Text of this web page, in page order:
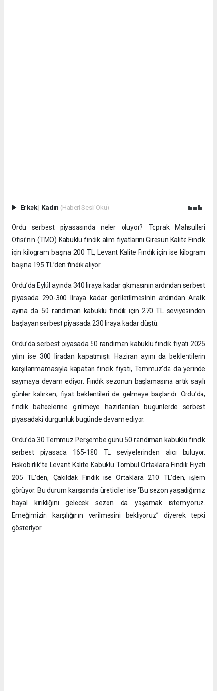
Erkek| Kadın (Haberi Sesli Oku)
Ordu serbest piyasasında neler oluyor? Toprak Mahsulleri
Ofisi’nin (TMO) Kabuklu fındık alım fiyatlarını Giresun Kalite Fındık
için kilogram başına 200 TL, Levant Kalite Fındık için ise kilogram
başına 195 TL’den fındık alıyor.
Ordu’da Eylül ayında 340 liraya kadar çıkmasının ardından serbest
piyasada 290-300 liraya kadar geriletilmesinin ardından Aralık
ayına da 50 randıman kabuklu fındık için 270 TL seviyesinden
başlayan serbest piyasada 230 liraya kadar düştü.
Ordu’da serbest piyasada 50 randıman kabuklu fındık fiyatı 2025
yılını ise 300 liradan kapatmıştı. Haziran ayını da beklentilerin
karşılanmamasıyla kapatan fındık fiyatı, Temmuz’da da yerinde
saymaya devam ediyor. Fındık sezonun başlamasına artık sayılı
günler kalırken, fiyat beklentileri de gelmeye başlandı. Ordu’da,
fındık bahçelerine girilmeye hazırlanılan bugünlerde serbest
piyasadaki durgunluk bugünde devam ediyor.
Ordu’da 30 Temmuz Perşembe günü 50 randıman kabuklu fındık
serbest piyasada 165-180 TL seviyelerinden alıcı buluyor.
Fiskobirlik’te Levant Kalite Kabuklu Tombul Ortaklara Fındık Fiyatı
205 TL’den, Çakıldak Fındık ise Ortaklara 210 TL’den, işlem
görüyor. Bu durum karşısında üreticiler ise “Bu sezon yaşadığımız
hayal kırıklığını gelecek sezon da yaşamak istemiyoruz.
Emeğimizin karşılığının verilmesini bekliyoruz” diyerek tepki
gösteriyor.